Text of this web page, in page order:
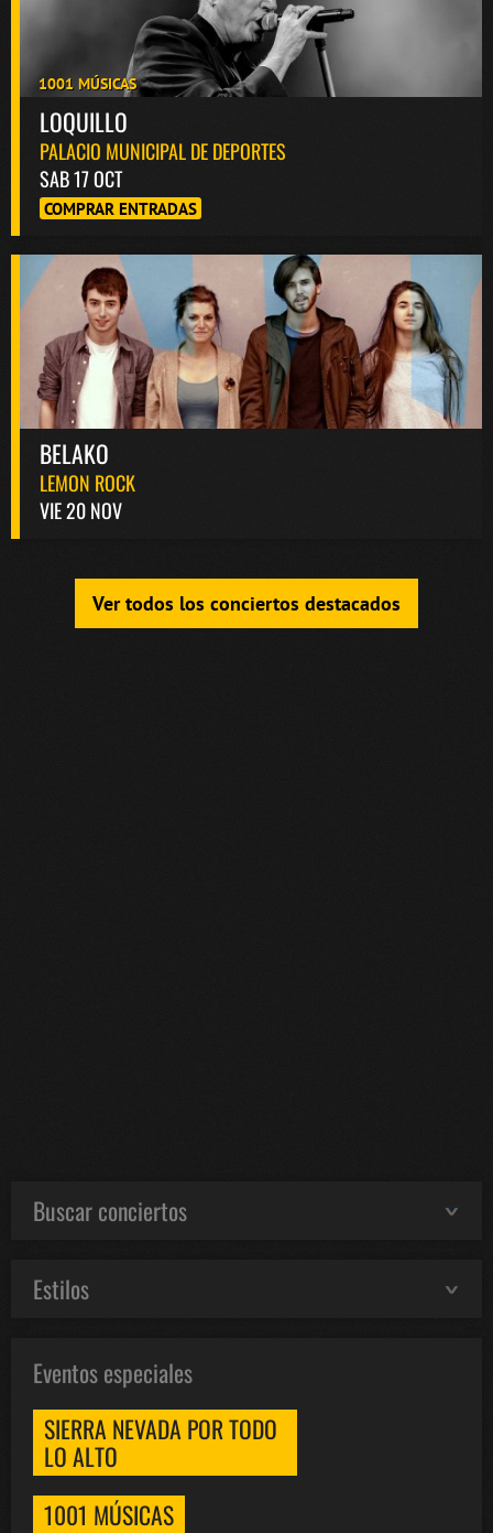
1001 MÚSICAS
LOQUILLO
PALACIO MUNICIPAL DE DEPORTES
SAB 17 OCT
COMPRAR ENTRADAS
BELAKO
LEMON ROCK
VIE 20 NOV
Ver todos los conciertos destacados
Buscar conciertos
Estilos
Eventos especiales
SIERRA NEVADA POR TODO
LO ALTO
1001 MÚSICAS